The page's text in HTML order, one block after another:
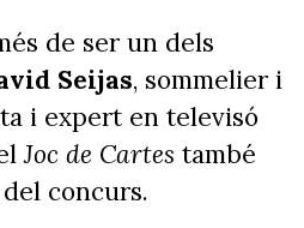
de ser un dels
Seijas, sommelier i
i expert en televisó
Joc de Cartes també
concurs.